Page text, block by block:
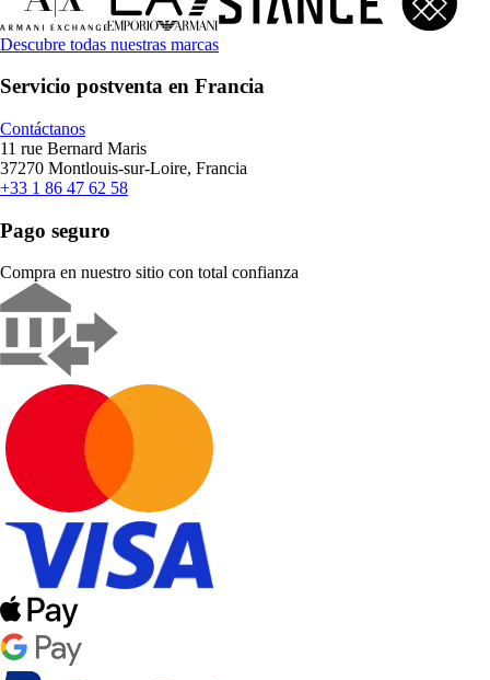
Descubre todas nuestras marcas
Servicio postventa en Francia
Contáctanos
11 rue Bernard Maris
37270 Montlouis-sur-Loire, Francia
+33 1 86 47 62 58
Pago seguro
Compra en nuestro sitio con total confianza